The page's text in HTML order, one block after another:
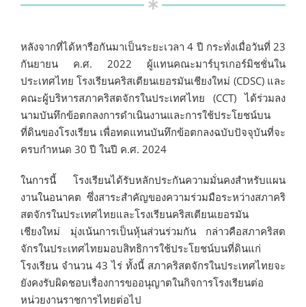
หลังจากที่ได้หารือกันมาเป็นระยะเวลา 4 ปี กระทั่งเมื่อวันที่ 23
กันยายน ค.ศ. 2022 ผู้แทนคณะมาร์บุรเกอร์มิชชั่นใน
ประเทศไทย โรงเรียนคริสเตียนเยอรมันเชียงใหม่ (CDSC) และ
คณะผู้บริหารสภาคริสตจักรในประเทศไทย (CCT) ได้ร่วมลง
นามบันทึกข้อตกลงการดำเนินงานและการใช้ประโยชน์บน
ที่ดินของโรงเรียน เพื่อทดแทนบันทึกข้อตกลงฉบับปัจจุบันที่จะ
ครบกำหนด 30 ปี ในปี ค.ศ. 2024
ในการนี้ โรงเรียนได้รับหลักประกันความมั่นคงสำหรับแผน
งานในอนาคต ซึ่งสาระสำคัญของความร่วมมือระหว่างสภาคริ
สตจักรในประเทศไทยและโรงเรียนคริสเตียนเยอรมัน
เชียงใหม่ มุ่งเน้นการเป็นหุ้นส่วนร่วมกัน กล่าวคือสภาคริสต
จักรในประเทศไทยมอบสิทธิการใช้ประโยชน์บนที่ดินแก่
โรงเรียน จำนวน 43 ไร่ ทั้งนี้ สภาคริสตจักรในประเทศไทยจะ
ยังคงรับผิดชอบเรื่องการขออนุญาตในกิจการโรงเรียนต่อ
หน่วยงานราชการไทยต่อไป